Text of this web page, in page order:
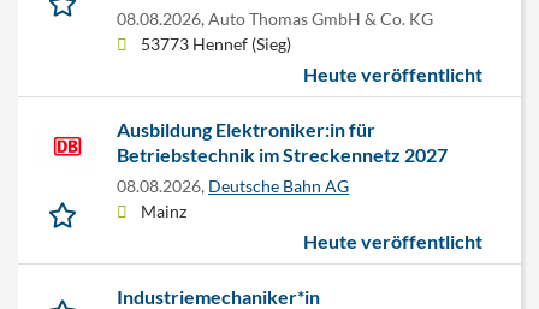
08.08.2026, Auto Thomas GmbH & Co. KG
53773 Hennef (Sieg)
Heute veröffentlicht
Ausbildung Elektroniker:in für
Betriebstechnik im Streckennetz 2027
08.08.2026, Deutsche Bahn AG
Mainz
Heute veröffentlicht
Industriemechaniker*in